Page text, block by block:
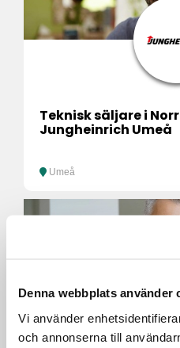
Denna webbplats använder
Vi använder
och annonserna till
Teknisk säljare i
Jungheinrich Umeå
Umeå